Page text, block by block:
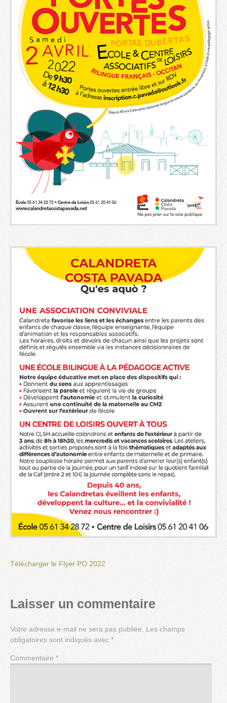
Télécharger le Flyer PO 2022
Laisser un commentaire
Votre adresse e-mail ne sera pas publiée.
Les champs
obligatoires sont indiqués avec *
Commentaire *